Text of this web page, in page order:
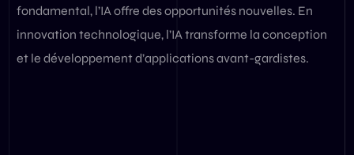
fondamental, l’IA offre des opportunités nouvelles. En
innovation technologique, l’IA transforme la conception
et le développement d’applications avant-gardistes.